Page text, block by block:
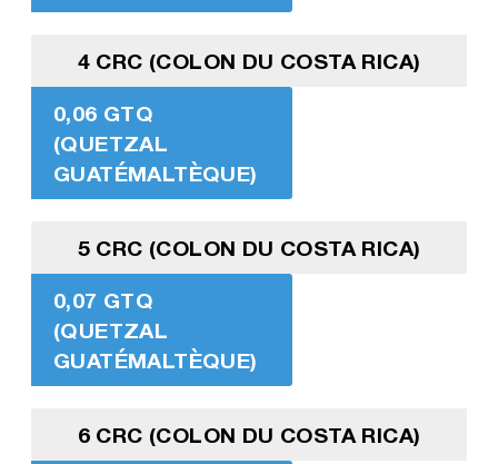
4 CRC (COLON DU COSTA RICA)
0,06 GTQ
(QUETZAL
GUATÉMALTÈQUE)
5 CRC (COLON DU COSTA RICA)
0,07 GTQ
(QUETZAL
GUATÉMALTÈQUE)
6 CRC (COLON DU COSTA RICA)